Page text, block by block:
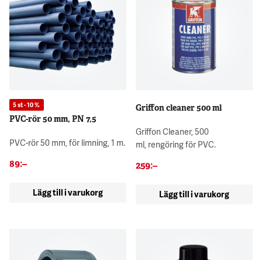
5 st - 10 %
PVC-rör 50 mm, PN 7,5
PVC-rör 50 mm, för limning, 1 m.
89:–
Lägg till i varukorg
Griffon cleaner 500 ml
Griffon Cleaner, 500
ml, rengöring för PVC.
259:–
Lägg till i varukorg